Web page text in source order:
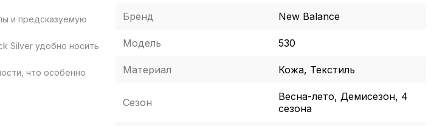
и предсказуемую
Silver удобно носить
что особенно
Бренд New Balance
Модель 530
Материал Кожа, Текстиль
Сезон
Весна-лето, Демисезон, 4
сезона